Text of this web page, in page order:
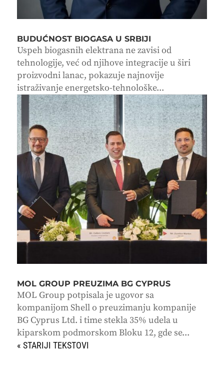
BUDUĆNOST BIOGASA U SRBIJI
Uspeh biogasnih elektrana ne zavisi od
tehnologije, već od njihove integracije u širi
proizvodni lanac, pokazuje najnovije
istraživanje energetsko-tehnološke...
MOL GROUP PREUZIMA BG CYPRUS
MOL Group potpisala je ugovor sa
kompanijom Shell o preuzimanju kompanije
BG Cyprus Ltd. i time stekla 35% udela u
kiparskom podmorskom Bloku 12, gde se...
« STARIJI UNOSI